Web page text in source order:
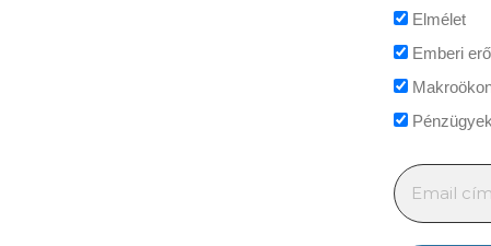
Elmélet
Emberi
Pénzügyek